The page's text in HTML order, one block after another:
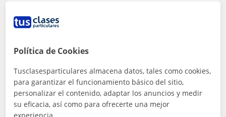
ver más
6€/h 1ª clase gratis
José Javier
Política de Cookies
Tusclasesparticulares almacena datos, tales como cookies,
para garantizar el funcionamiento básico del sitio,
personalizar el contenido, adaptar los anuncios y medir
su eficacia, así como para ofrecerte una mejor
experiencia.